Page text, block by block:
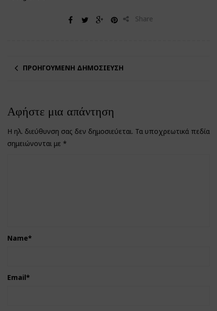
Share
ΠΡΟΗΓΟΎΜΕΝΗ ΔΗΜΟΣΊΕΥΣΗ
Αφήστε μια απάντηση
Η ηλ. διεύθυνση σας δεν δημοσιεύεται. Τα υποχρεωτικά πεδία
σημειώνονται με *
Name*
Email*